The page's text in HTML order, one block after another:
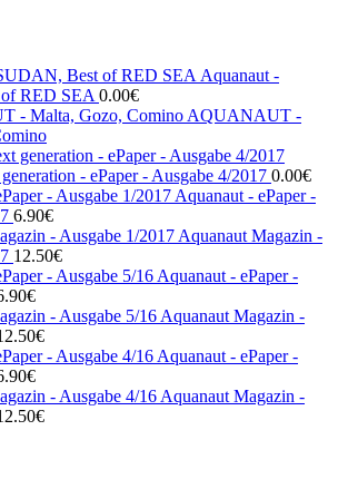
Aquanaut -
RED SEA 0.00€
AQUANAUT -
- ePaper - Ausgabe 4/2017 0.00€
Aquanaut - ePaper -
6.90€
Aquanaut Magazin -
12.50€
Aquanaut - ePaper -
€
Aquanaut Magazin -
€
Aquanaut - ePaper -
€
Aquanaut Magazin -
€